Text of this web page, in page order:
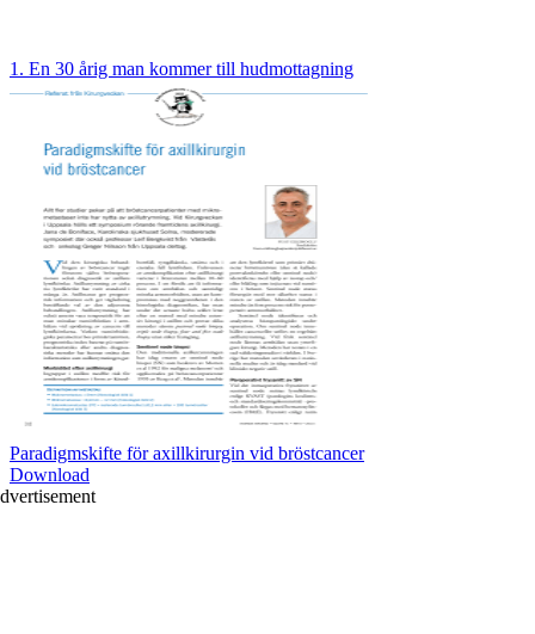
1. En 30 årig man kommer till hudmottagning
Paradigmskifte för axillkirurgin vid bröstcancer
Download